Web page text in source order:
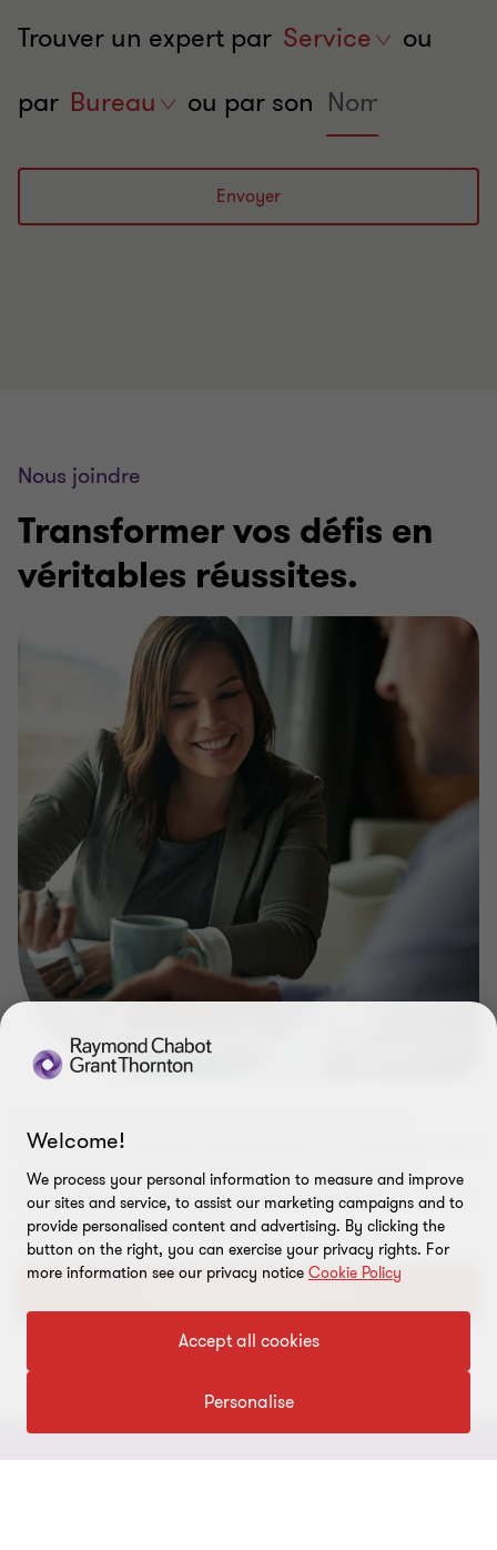
Trouver un expert par service
Service
ou
par Trouver
par
Bureau ou par son
Envoyer
Nous joindre
Transformer vos défis en
véritables réussites.
intégrer de nouvelles technologies ou propulser votre
croissance, nous sommes là pour vous guider.
Parlez-nous de votre réalité et découvrons comment
nous pouvons faire équipe.
Welcome!
We process your personal information to measure and improve
our sites and service, to assist our marketing campaigns and to
provide personalised content and advertising. By clicking the
button on the right, you can exercise your privacy rights. For
more information see our privacy notice Cookie Policy
Accept all cookies
Personalise